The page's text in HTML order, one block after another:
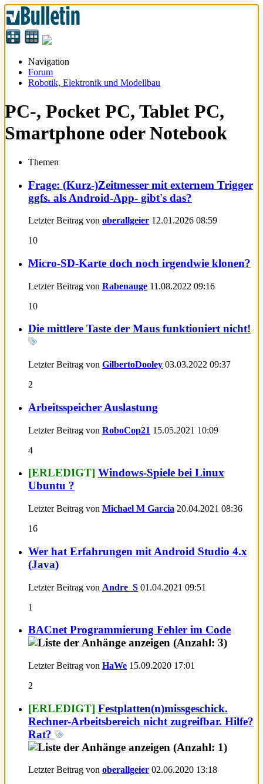
Navigation
Forum
Robotik, Elektronik und Modellbau
PC-, Pocket PC, Tablet PC,
Smartphone oder Notebook
Themen
Frage: (Kurz-)Zeitmesser mit externem Trigger
ggfs. als Android-App- gibt's das?
Letzter Beitrag von oberallgeier 12.01.2026 08:59
10
Micro-SD-Karte doch noch irgendwie klonen?
Letzter Beitrag von Rabenauge 11.08.2022 09:16
10
Die mittlere Taste der Maus funktioniert nicht!
Letzter Beitrag von GilbertoDooley 03.03.2022 09:37
2
Arbeitsspeicher Auslastung
Letzter Beitrag von RoboCop21 15.05.2021 10:09
4
[ERLEDIGT] Windows-Spiele bei Linux
Ubuntu ?
Letzter Beitrag von Michael M Garcia 20.04.2021 08:36
16
Wer hat Erfahrungen mit Android Studio 4.x
(Java)
Letzter Beitrag von Andre_S 01.04.2021 09:51
1
BACnet Programmierung Fehler im Code
Letzter Beitrag von HaWe 15.09.2020 17:01
2
[ERLEDIGT] Festplatten(n)missgeschick.
Rechner-Arbeitsbereich nicht zugreifbar. Hilfe?
Rat?
Letzter Beitrag von oberallgeier 02.06.2020 13:18